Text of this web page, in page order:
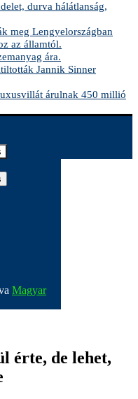
durva hálátlanság,
meg Lengyelországban
az államtól.
ára.
Jannik Sinner
árulnak 450 millió
Magyar
érte, de lehet,